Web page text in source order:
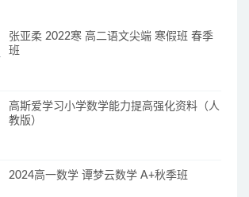
张亚柔 2022寒 高二语文尖端 寒假班 春季
班
高斯爱学习小学数学能力提高强化资料（人
教版）
2024高一数学 谭梦云数学 A+秋季班